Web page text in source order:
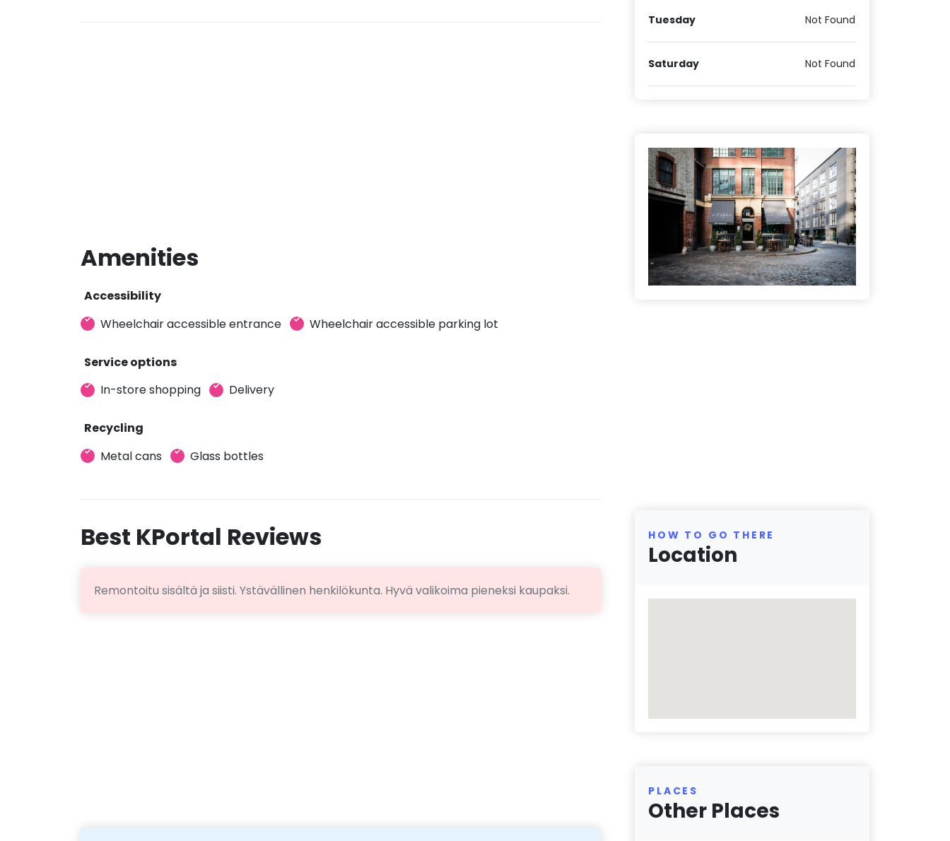
Amenities
Accessibility
Wheelchair accessible entrance
Wheelchair accessible parking lot
Service options
In-store shopping
Delivery
Recycling
Metal cans
Glass bottles
Best KPortal Reviews
Remontoitu sisältä ja siisti. Ystävällinen henkilökunta. Hyvä valikoima pieneksi kaupaksi.
Tuesday Not Found
Saturday Not Found
HOW TO GO THERE
Location
PLACES
Other Places